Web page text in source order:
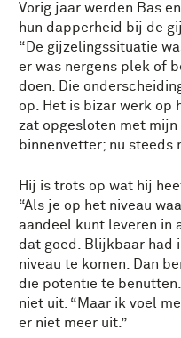
Vorig jaar werden Bas
hun dapperheid bij de
“De gijzelingssituatie
er was nergens plek of
doen. Die
op. Het is bizar werk op
zat opgesloten met mijn
binnenvetter; nu steeds
Hij is trots op wat hij
“Als je op het niveau
aandeel kunt leveren in
dat goed. Blijkbaar had
niveau te komen. Dan
die potentie te
niet uit. “Maar ik voel
er niet meer uit.”